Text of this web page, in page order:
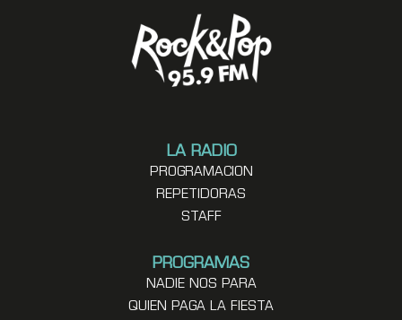
LA RADIO
PROGRAMACION
REPETIDORAS
STAFF
PROGRAMAS
NADIE NOS PARA
QUIEN PAGA LA FIESTA